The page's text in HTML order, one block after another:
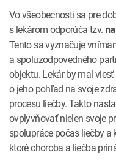
Vo všeobecnosti sa pre
s lekárom odporúča tzv.
Tento sa vyznačuje
a spoluzodpovedného
objektu. Lekár by mal
o jeho pohľad na svoje
procesu liečby. Takto
ovplyvňovať nielen svoje
spolupráce počas liečby a
ktoré choroba a liečba